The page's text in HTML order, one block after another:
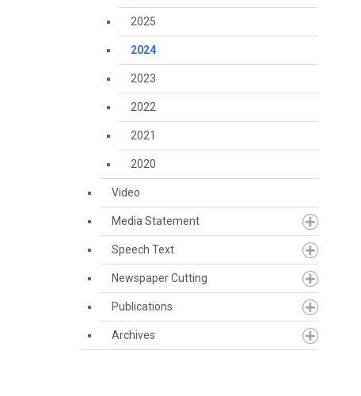
2025
2024
2023
2022
2021
2020
Video
Media Statement
Speech Text
Newspaper Cutting
Publications
Archives